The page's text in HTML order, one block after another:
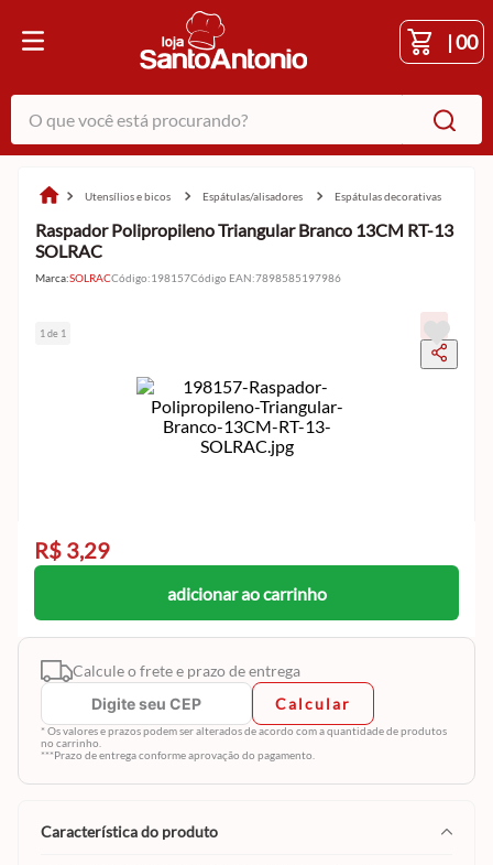
|00
O que você está procurando?
utensílios e bicos espátulas/alisadores espátulas decorativas
Raspador Polipropileno Triangular Branco 13CM RT-13
SOLRAC
Marca:SOLRACCódigo:198157Código EAN:7898585197986
1 de 1
R$ 3,29
adicionar ao carrinho
Calcule o frete e prazo de entrega
Calcular
* Os valores e prazos podem ser alterados de acordo com a quantidade de produtos
no carrinho.
***Prazo de entrega conforme aprovação do pagamento.
característica do produto